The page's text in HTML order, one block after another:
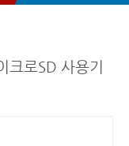
로SD 사용기